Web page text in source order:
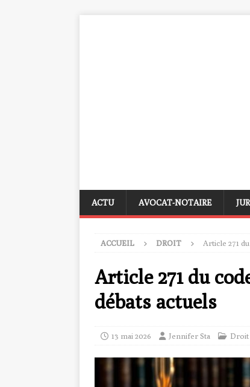
ACTU AVOCAT-NOTAIRE
ACCUEIL DROIT Article 271
Article 271 du
débats actuels
13 mai 2026 Jennifer Sta Droit